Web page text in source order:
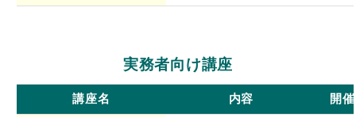
実務者向け講座
講座名 内容 開